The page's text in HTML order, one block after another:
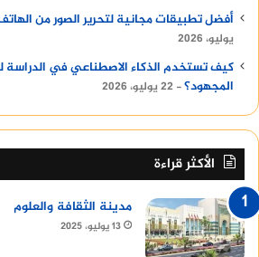
أفضل تطبيقات مجانية لتحرير الصور من
يوليو، 2026
كيف تستخدم الذكاء الاصطناعي في الدراسة
المجهود؟ 22 يوليو، 2026
الأكثر قراءة
مدينة الثقافة والعلوم
13 يوليو، 2025